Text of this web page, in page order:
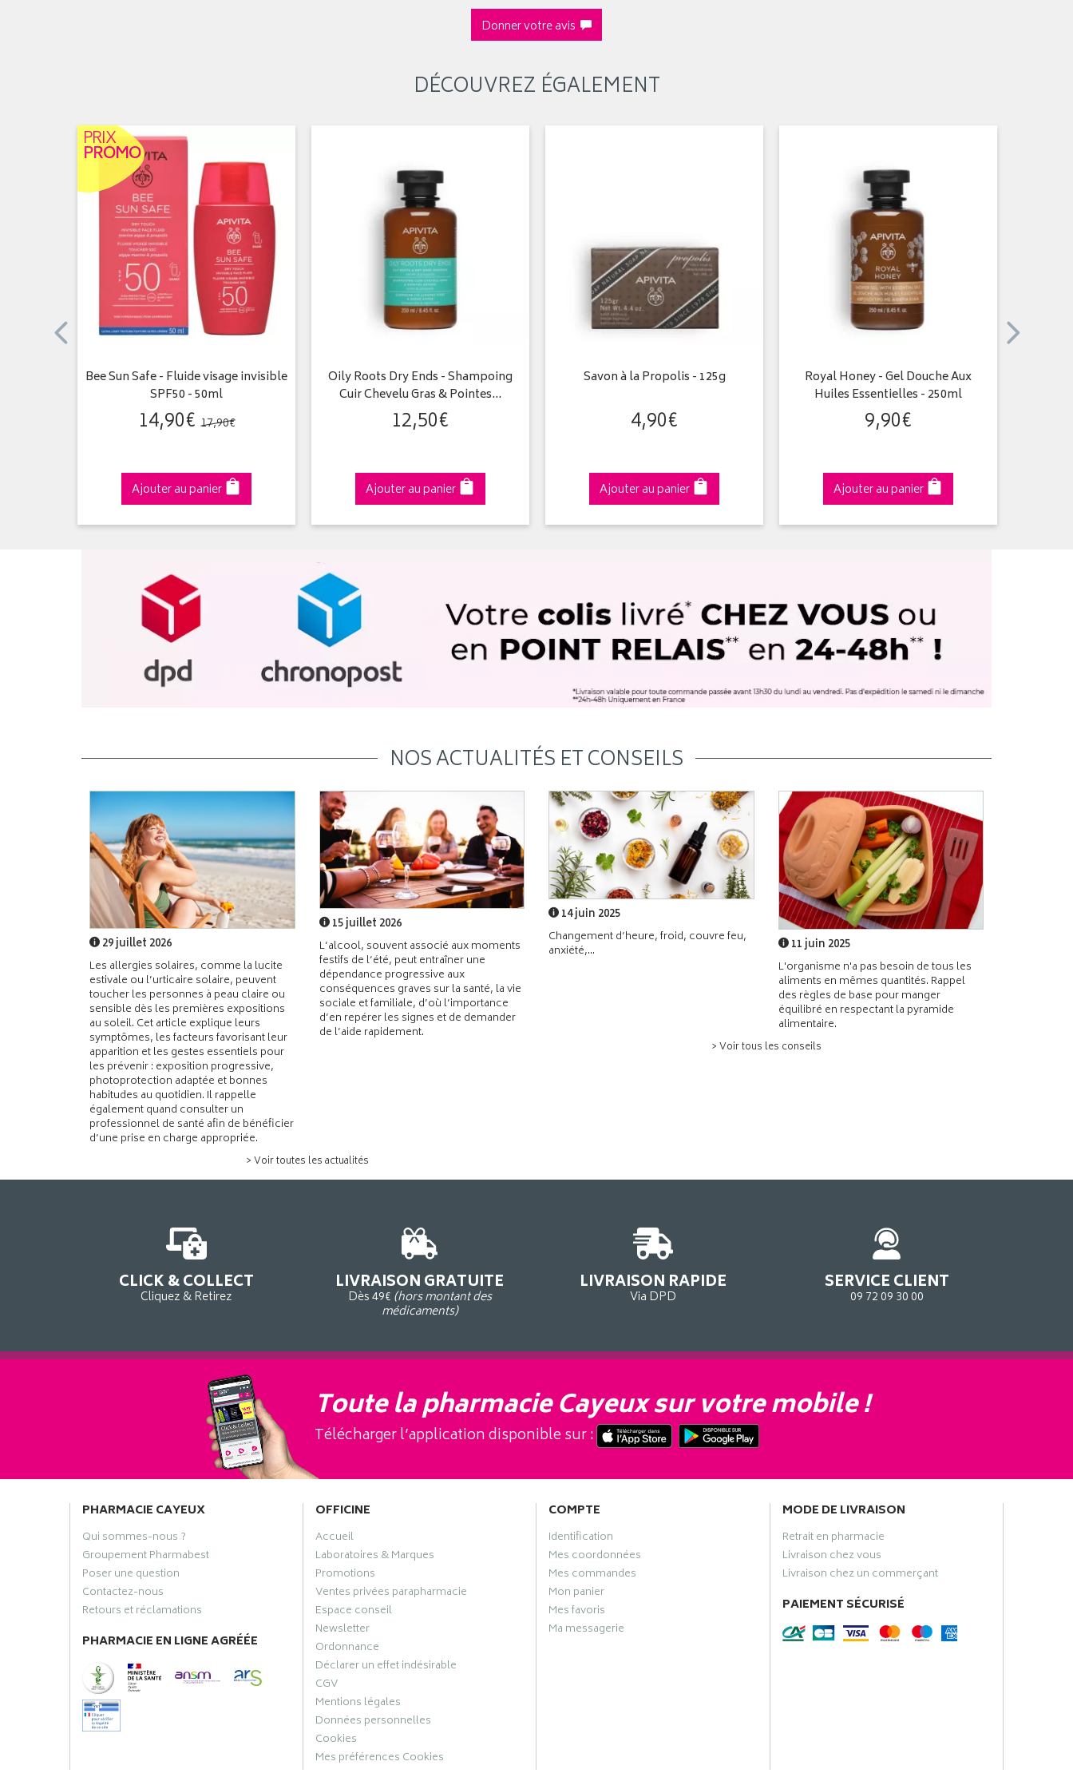
Donner votre avis
DÉCOUVREZ ÉGALEMENT
PRIX
PROMO
Bee Sun Safe - Fluide visage invisible
SPF50 - 50ml
14,90€ 17,90€
Ajouter au panier
Oily Roots Dry Ends - Shampoing
Cuir Chevelu Gras & Pointes…
12,50€
Ajouter au panier
Savon à la Propolis - 125g
4,90€
Ajouter au panier
Royal Honey - Gel Douche Aux
Huiles Essentielles - 250ml
9,90€
Ajouter au panier
NOS ACTUALITÉS ET CONSEILS
29 juillet 2026
Les allergies solaires, comme la lucite
estivale ou l’urticaire solaire, peuvent
toucher les personnes à peau claire ou
sensible dès les premières expositions
au soleil. Cet article explique leurs
symptômes, les facteurs favorisant leur
apparition et les gestes essentiels pour
les prévenir : exposition progressive,
photoprotection adaptée et bonnes
habitudes au quotidien. Il rappelle
également quand consulter un
professionnel de santé afin de bénéficier
d’une prise en charge appropriée.
15 juillet 2026
L’alcool, souvent associé aux moments
festifs de l’été, peut entraîner une
dépendance progressive aux
conséquences graves sur la santé, la vie
sociale et familiale, d’où l’importance
d’en repérer les signes et de demander
de l’aide rapidement.
> Voir toutes les actualités
14 juin 2025
Changement d’heure, froid, couvre feu,
anxiété,...
11 juin 2025
L'organisme n'a pas besoin de tous les
aliments en mêmes quantités. Rappel
des règles de base pour manger
équilibré en respectant la pyramide
alimentaire.
> Voir tous les conseils
CLICK & COLLECT
Cliquez & Retirez
LIVRAISON GRATUITE
Dès 49€ (hors montant des
médicaments)
LIVRAISON RAPIDE
Via DPD
SERVICE CLIENT
09 72 09 30 00
Toute la pharmacie Cayeux sur votre mobile !
Télécharger l’application disponible sur :
PHARMACIE CAYEUX
Qui sommes-nous ?
Groupement Pharmabest
Poser une question
Contactez-nous
Retours et réclamations
PHARMACIE EN LIGNE AGRÉÉE
OFFICINE
Accueil
Laboratoires & Marques
Promotions
Ventes privées parapharmacie
Espace conseil
Newsletter
Ordonnance
Déclarer un effet indésirable
CGV
Mentions légales
Données personnelles
Cookies
Mes préférences Cookies
COMPTE
Identification
Mes coordonnées
Mes commandes
Mon panier
Mes favoris
Ma messagerie
MODE DE LIVRAISON
Retrait en pharmacie
Livraison chez vous
Livraison chez un commerçant
PAIEMENT SÉCURISÉ